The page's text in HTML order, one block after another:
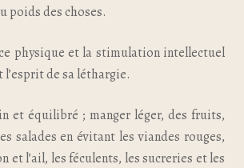
poids des choses.
physique et la stimulation intellectuel
l’esprit de sa léthargie.
et équilibré ; manger léger, des fruits,
salades en évitant les viandes rouges,
et l’ail, les féculents, les sucreries et les